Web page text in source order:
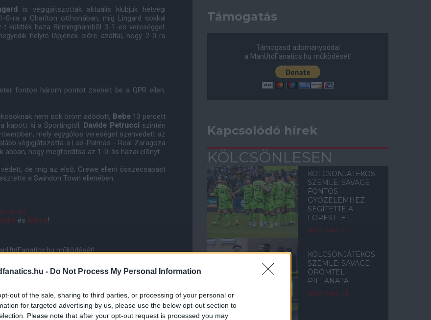
- Do Not Process My Personal Information
out of the sale, sharing to third parties, or processing of your personal or
for targeted advertising by us, please use the below opt-out section to
Please note that after your opt-out request is processed you may
is végigjátszották aktuális klubjuk hétvégi
ra a Charlton otthonában, míg Lingard sokkal
küldték haza Birminghambõl 3-1-es vereséggel.
helyre lépjenek elõre azáltal, hogy 2-0-ra
fontos három pontot zsebelt be a QPR ellen.
nem sok öröm adódott, Bebe13 percett
kapott ki a Sportingtól, Davide Petrucci szintén
mely egygólos vereséget szenvedett az
végigjátszotta a Las-Palmas - Real Zaragoza
hogy megfordítsa az 1-0-ás hazai elõnyt.
de míg az elsõ, Crewe elleni összecsapást
a Swindon Town ellenében.
on is!
és iOS-re!
működését!
Támogatás
Támogasd adományoddal
a ManUtdFanatics.hu működését!
Kapcsolódó hírek
KÖLCSÖNLESEN
KÖLCSÖNJÁTÉKOS
SZEMLE: SAVAGE
FONTOS
GYŐZELEMHEZ
SEGÍTETTE A
FOREST -ET
2023. márc. 27.
KÖLCSÖNJÁTÉKOS
SZEMLE: SAVAGE
ÖRÖMTELI
PILLANATA
2023. márc. 13.